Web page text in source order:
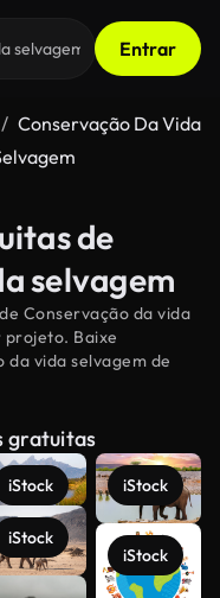
Entrar
Conservação Da Vida
de
selvagem
Conservação da vida
projeto. Baixe
vida selvagem de
gratuitas
iStock
iStock
iStock
iStock